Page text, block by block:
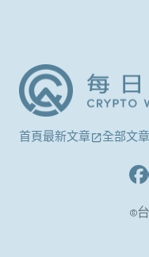
首頁最新文章 全部文章
©